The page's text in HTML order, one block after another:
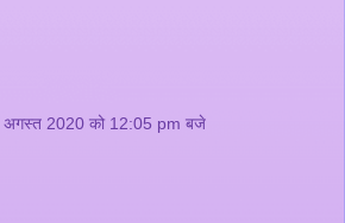
अगस्त 2020 को 12:05 pm बजे